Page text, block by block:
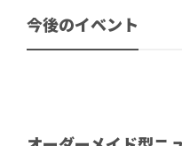
今後のイベント